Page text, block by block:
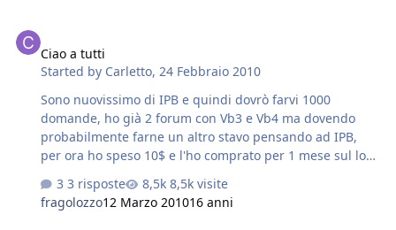
Ciao a tutti
Started by Carletto,24 Febbraio 2010
Sono nuovissimo di IPB e quindi dovrò farvi 1000
domande, ho già 2 forum con Vb3 e Vb4 ma dovendo
probabilmente farne un altro stavo pensando ad IPB,
per ora ho speso 10$ e l'ho comprato per 1 mese sul loro
la traduzione italiana e per ora, ma non l'ho
praticamente usato, ho notato che non mi memorizza la
3 risposte
8,5k visite
fragolozzo12 Marzo 201016 anni